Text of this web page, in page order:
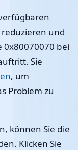
und
0x80070070 bei
Sie
, um
Problem zu
können Sie die
Klicken Sie